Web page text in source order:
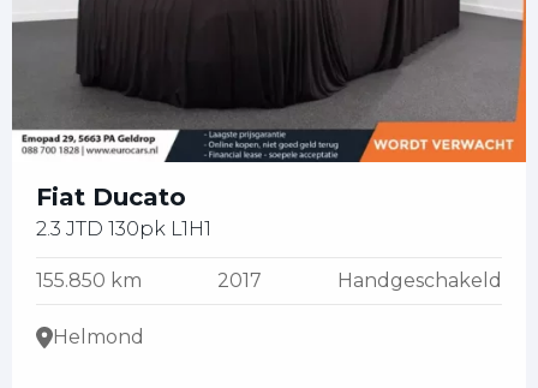
Fiat Ducato
2.3 JTD 130pk L1H1
155.850 km 2017 Handgeschakeld
Helmond